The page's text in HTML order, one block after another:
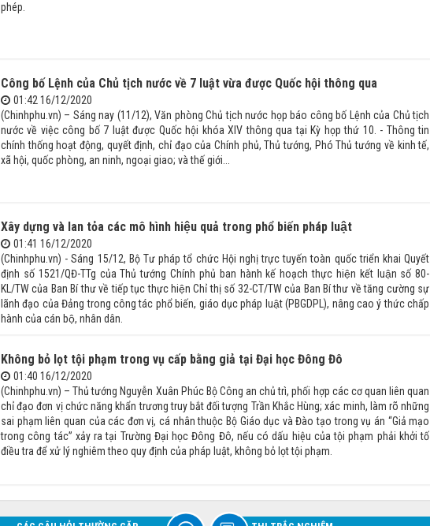
phép.
Công bố Lệnh của Chủ tịch nước về 7 luật vừa được Quốc hội thông qua
01:42 16/12/2020
(Chinhphu.vn) – Sáng nay (11/12), Văn phòng Chủ tịch nước họp báo công bố Lệnh của Chủ tịch
nước về việc công bố 7 luật được Quốc hội khóa XIV thông qua tại Kỳ họp thứ 10. - Thông tin
chính thống hoạt động, quyết định, chỉ đạo của Chính phủ, Thủ tướng, Phó Thủ tướng về kinh tế,
xã hội, quốc phòng, an ninh, ngoại giao; và thế giới...
Xây dựng và lan tỏa các mô hình hiệu quả trong phổ biến pháp luật
01:41 16/12/2020
(Chinhphu.vn) - Sáng 15/12, Bộ Tư pháp tổ chức Hội nghị trực tuyến toàn quốc triển khai Quyết
định số 1521/QĐ-TTg của Thủ tướng Chính phủ ban hành kế hoạch thực hiện kết luận số 80-
KL/TW của Ban Bí thư về tiếp tục thực hiện Chỉ thị số 32-CT/TW của Ban Bí thư về tăng cường sự
lãnh đạo của Đảng trong công tác phổ biến, giáo dục pháp luật (PBGDPL), nâng cao ý thức chấp
hành của cán bộ, nhân dân.
Không bỏ lọt tội phạm trong vụ cấp bằng giả tại Đại học Đông Đô
01:40 16/12/2020
(Chinhphu.vn) – Thủ tướng Nguyễn Xuân Phúc Bộ Công an chủ trì, phối hợp các cơ quan liên quan
chỉ đạo đơn vị chức năng khẩn trương truy bắt đối tượng Trần Khắc Hùng; xác minh, làm rõ những
sai phạm liên quan của các đơn vị, cá nhân thuộc Bộ Giáo dục và Đào tạo trong vụ án “Giả mạo
trong công tác” xảy ra tại Trường Đại học Đông Đô, nếu có dấu hiệu của tội phạm phải khởi tố
điều tra để xử lý nghiêm theo quy định của pháp luật, không bỏ lọt tội phạm.